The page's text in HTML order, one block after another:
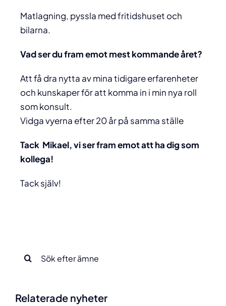
Matlagning, pyssla med fritidshuset och
bilarna.
Vad ser du fram emot mest kommande året?
Att få dra nytta av mina tidigare erfarenheter
och kunskaper för att komma in i min nya roll
som konsult.
Vidga vyerna efter 20 år på samma ställe
Tack Mikael, vi ser fram emot att ha dig som
kollega!
Tack själv!
Sök
efter:
Relaterade nyheter